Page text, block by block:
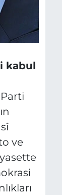
kabul
ve